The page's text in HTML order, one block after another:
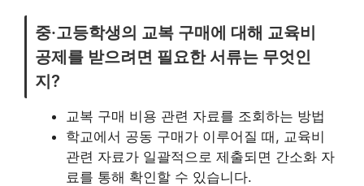
중·고등학생의 교복 구매에 대해 교육비
공제를 받으려면 필요한 서류는 무엇인
지?
교복 구매 비용 관련 자료를 조회하는 방법
학교에서 공동 구매가 이루어질 때, 교육비
관련 자료가 일괄적으로 제출되면 간소화 자
료를 통해 확인할 수 있습니다.